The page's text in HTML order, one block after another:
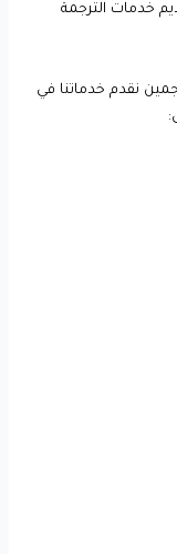
خدمات الترجمة
نقدم خدماتنا في